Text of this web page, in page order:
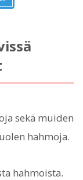
sekä muiden
hahmoja.
hahmoista.